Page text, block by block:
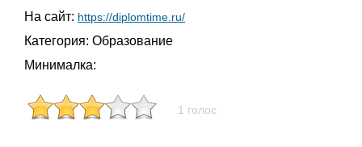
На сайт: https://diplomtime.ru/
Категория: Образование
Минималка:
1 голос